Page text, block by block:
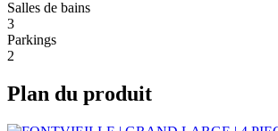
Salles de bains
3
Parkings
2
Plan du produit